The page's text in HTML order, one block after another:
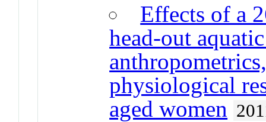
Effects of a
head-out
physiological
aged women